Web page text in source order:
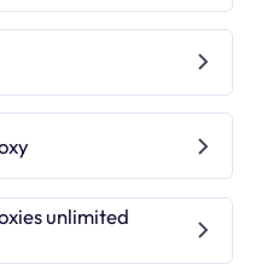
unlimited